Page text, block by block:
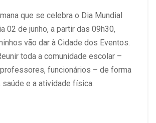
que se celebra o Dia Mundial
02 de junho, a partir das 09h30,
vão dar à Cidade dos Eventos.
toda a comunidade escolar –
funcionários – de forma
saúde e a atividade física.